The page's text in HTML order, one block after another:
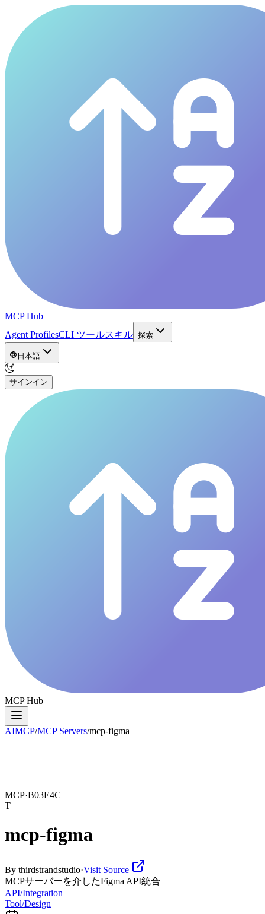
MCP Hub
Agent ProfilesCLI ツールスキル 探索
日本語
サインイン
MCP Hub
AIMCP/MCP Servers/mcp-figma
MCP·B03E4C
T
mcp-figma
By thirdstrandstudio·Visit Source
MCPサーバーを介したFigma API統合
API/Integration
Tool/Design